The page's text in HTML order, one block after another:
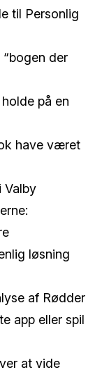
til Personlig
der
på en
have været
Valby
løsning
af Rødder
app eller spil
at vide